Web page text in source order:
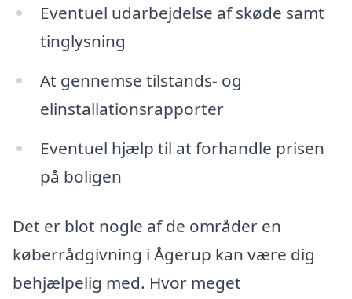
Eventuel udarbejdelse af skøde samt
tinglysning
At gennemse tilstands- og
elinstallationsrapporter
Eventuel hjælp til at forhandle prisen
på boligen
Det er blot nogle af de områder en
køberrådgivning i Ågerup kan være dig
behjælpelig med. Hvor meget